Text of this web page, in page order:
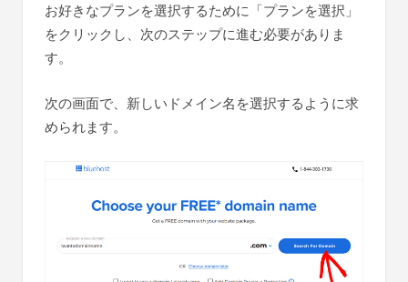
お好きなプランを選択するために「プランを選択」
をクリックし、次のステップに進む必要がありま
す。
次の画面で、新しいドメイン名を選択するように求
められます。